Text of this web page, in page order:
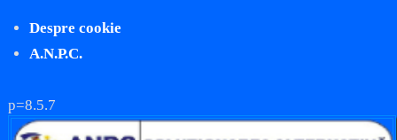
Despre cookie
A.N.P.C.
p=8.5.7